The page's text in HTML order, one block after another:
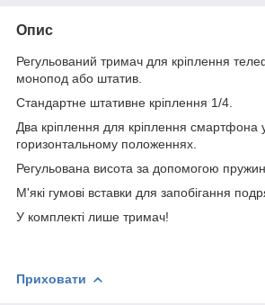
Опис
Регульований тримач для кріплення
монопод або штатив.
Стандартне штативне кріплення 1/4.
Два кріплення для кріплення смартфона
горизонтальному положеннях.
Регульована висота за допомогою
М'які гумові вставки для запобігання
У комплекті лише тримач!
Приховати